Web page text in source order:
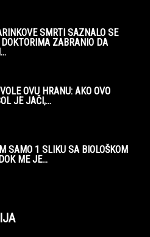
SMRTI SAZNALO SE
ZABRANIO DA
OVU HRANU: AKO OVO
JE JAČI,...
SAMO 1 SLIKU SA BIOLOŠKOM
ME JE...